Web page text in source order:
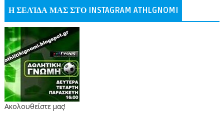
Η ΣΕΛΊΔΑ ΜΑΣ ΣΤΟ INSTAGRAM ATHLGNOMI
Ακολουθείστε μας!